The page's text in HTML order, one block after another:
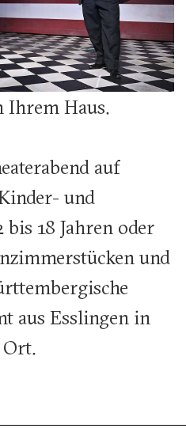
Ihrem Haus.
auf
und
bis 18 Jahren oder
und
aus Esslingen in